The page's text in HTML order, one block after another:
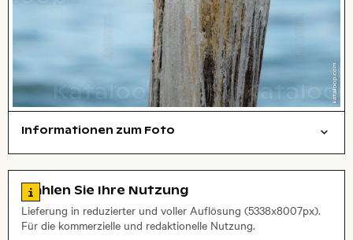
Informationen zum Foto
, Objektiv
Zu den Lizenzinformationen springen
Wählen Sie Ihre Nutzung
Lieferung in reduzierter und voller Auflösung (5338x8007px).
Für die kommerzielle und redaktionelle Nutzung.